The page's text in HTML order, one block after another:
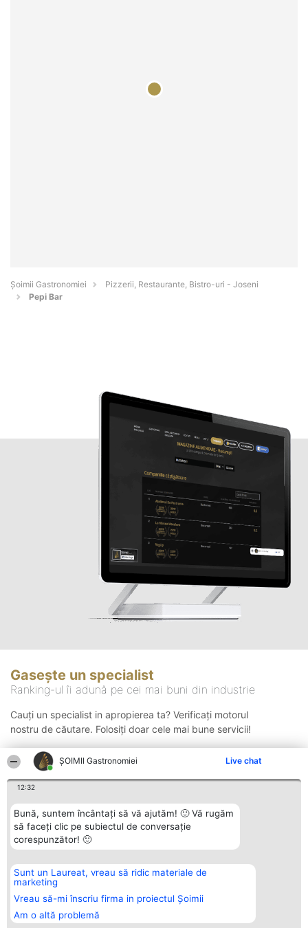
ȘOIMII Gastronomiei Live chat
12:32
Bună, suntem încântați să vă ajutăm! 🙂 Vă rugăm
să faceți clic pe subiectul de conversație
corespunzător! 🙂
Sunt un Laureat, vreau să ridic materiale de
marketing
Vreau să-mi înscriu firma in proiectul Șoimii
Am o altă problemă
Șoimii Gastronomiei
Pizzerii, Restaurante, Bistro-uri - Joseni
Pepi Bar
Gasește un specialist
Ranking-ul îi adună pe cei mai buni din industrie
Cauți un specialist in apropierea ta? Verificați motorul
nostru de căutare. Folosiți doar cele mai bune servicii!
Organizator Ranking
BRIGHT SOLUTIONS BR SRL
Aleea Timisul De Sus 2 Bl. A30
Sc. A Et. 4 Ap. 13 Cod 061952
București
CUI 36737675
Plebiscyt
Lista Tuturor
Laureaților
Statut
Contact